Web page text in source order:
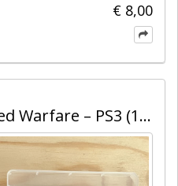
€ 8,00
Call of Duty: Advanced Warfare – PS3 (100% Uncut)